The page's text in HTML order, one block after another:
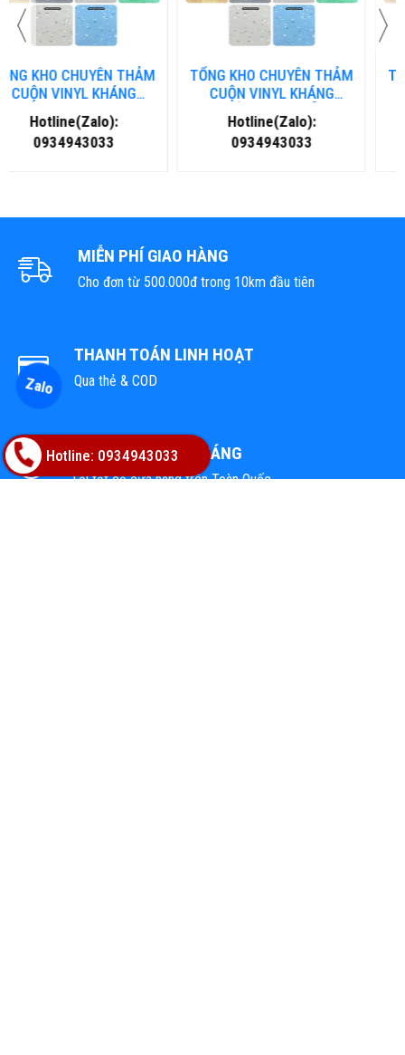
TỔNG KHO CHUYÊN THẢM
CUỘN VINYL KHÁNG
KHUẨN TẠI ĐÀ NẴNG
Hotline(Zalo):
0934943033
TỔNG KHO CHUYÊN THẢM
CUỘN VINYL KHÁNG
KHUẨN TẠI HÀ NỘI
Hotline(Zalo):
0934943033
MIỄN PHÍ GIAO HÀNG
Cho đơn từ 500.000đ trong 10km đầu tiên
THANH TOÁN LINH HOẠT
Qua thẻ & COD
1 ĐỔI 1 TRONG 1 THÁNG
Tại tất cả cửa hàng trên Toàn Quốc
Hotline: 0934943033
Zalo